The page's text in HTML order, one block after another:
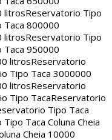
litrosReservatorio Tipo
Taca 800000
litrosReservatorio Tipo
Taca 950000
litrosReservatorio
Tipo Taca 3000000
litrosReservatorio
Tipo TacaReservatorio
Tipo Taca
Taca Coluna Cheia
Cheia 10000